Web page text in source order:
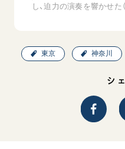
し、迫力の演奏を響かせた
東京 神奈川
シ